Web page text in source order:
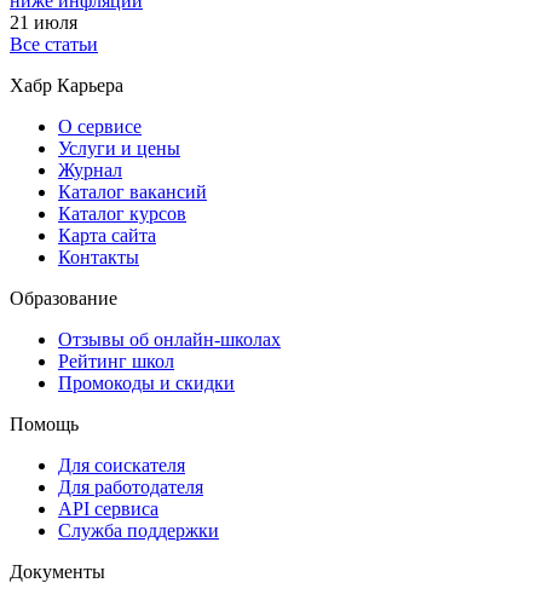
21 июля
Все статьи
Хабр Карьера
О сервисе
Услуги и цены
Журнал
Каталог вакансий
Каталог курсов
Карта сайта
Контакты
Образование
Отзывы об онлайн-школах
Рейтинг школ
Промокоды и скидки
Помощь
Для соискателя
Для работодателя
API сервиса
Служба поддержки
Документы